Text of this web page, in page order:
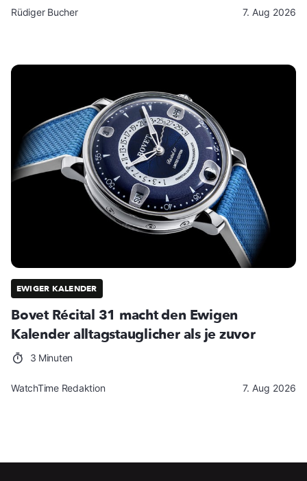
Rüdiger Bucher 7. Aug 2026
EWIGER KALENDER
Bovet Récital 31 macht den Ewigen
Kalender alltagstauglicher als je zuvor
3 Minuten
WatchTime Redaktion 7. Aug 2026